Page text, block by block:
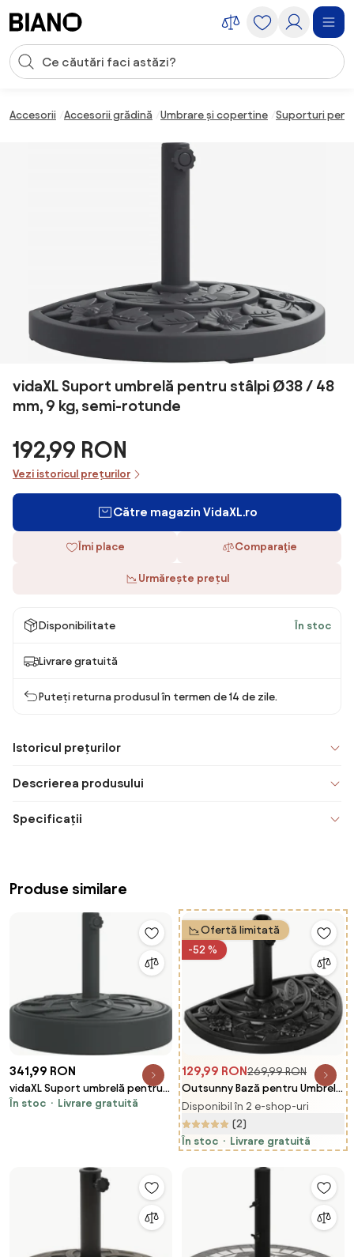
Introducerea căutării
Accesorii Accesorii grădină Umbrare și copertine Suporturi
vidaXL Suport umbrelă pentru stâlpi Ø38 / 48
mm, 9 kg, semi-rotunde
192,99 RON
Vezi istoricul prețurilor
Către magazin VidaXL.ro
Îmi place Comparaţie
Urmărește prețul
Disponibilitate În stoc
Livrare gratuită
Puteți returna produsul în termen de 14 de zile.
Istoricul prețurilor
Descrierea produsului
Specificații
Produse similare
341,99 RON
vidaXL Suport umbrelă pentru
stâlpi Ø38 / 48 mm, 25 kg,
În stoc Livrare gratuită
Ofertă limitată
-52 %
129,99 RON269,99 RON
Outsunny Bază pentru Umbrelă
de Soare, Bază Semiluna,
50x32x32cm, Beton, Negru |
Aosom Romania
Disponibil în 2 e-shop-uri
(2)
În stoc
Livrare gratuită